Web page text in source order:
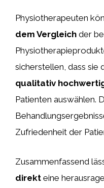
Physiotherapeuten
dem Vergleich der
sicherstellen, dass sie
qualitativ
Patienten auswählen.
Zufriedenheit der
Zusammenfassend
direkt eine